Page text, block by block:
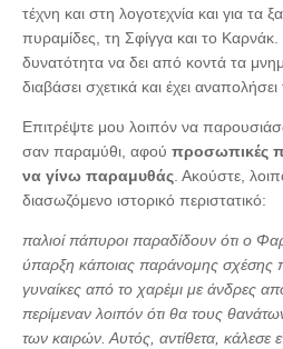
τέχνη και στη λογοτεχνία και για τα
πυραμίδες, τη Σφίγγα και το Καρνάκ.
δυνατότητα να δει από κοντά τα
διαβάσει σχετικά και έχει
Επιτρέψτε μου λοιπόν να
σαν παραμύθι, αφού προσωπικές
να γίνω παραμυθάς. Ακούστε,
διασωζόμενο ιστορικό περιστατικό:
παλιοί πάπυροι παραδίδουν ότι ο
ύπαρξη κάποιας παράνομης σχέσης
γυναίκες από το χαρέμι με άνδρες
περίμεναν λοιπόν ότι θα τους
των καιρών. Αυτός, αντίθετα, κάλεσε